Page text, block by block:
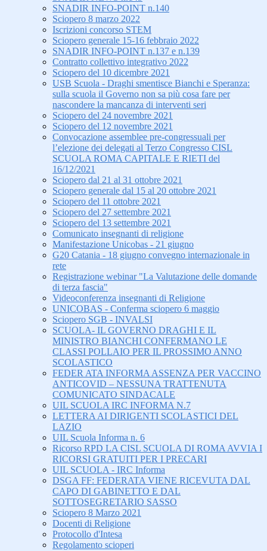
SNADIR INFO-POINT n.140
Sciopero 8 marzo 2022
Iscrizioni concorso STEM
Sciopero generale 15-16 febbraio 2022
SNADIR INFO-POINT n.137 e n.139
Contratto collettivo integrativo 2022
Sciopero del 10 dicembre 2021
USB Scuola - Draghi smentisce Bianchi e Speranza:
sulla scuola il Governo non sa più cosa fare per
nascondere la mancanza di interventi seri
Sciopero del 24 novembre 2021
Sciopero del 12 novembre 2021
Convocazione assemblee pre-congressuali per
l’elezione dei delegati al Terzo Congresso CISL
SCUOLA ROMA CAPITALE E RIETI del
16/12/2021
Sciopero dal 21 al 31 ottobre 2021
Sciopero generale dal 15 al 20 ottobre 2021
Sciopero del 11 ottobre 2021
Sciopero del 27 settembre 2021
Sciopero del 13 settembre 2021
Comunicato insegnanti di religione
Manifestazione Unicobas - 21 giugno
G20 Catania - 18 giugno convegno internazionale in
rete
Registrazione webinar "La Valutazione delle domande
di terza fascia"
Videoconferenza insegnanti di Religione
UNICOBAS - Conferma sciopero 6 maggio
Sciopero SGB - INVALSI
SCUOLA- IL GOVERNO DRAGHI E IL
MINISTRO BIANCHI CONFERMANO LE
CLASSI POLLAIO PER IL PROSSIMO ANNO
SCOLASTICO
FEDER ATA INFORMA ASSENZA PER VACCINO
ANTICOVID – NESSUNA TRATTENUTA
COMUNICATO SINDACALE
UIL SCUOLA IRC INFORMA N.7
LETTERA AI DIRIGENTI SCOLASTICI DEL
LAZIO
UIL Scuola Informa n. 6
Ricorso RPD LA CISL SCUOLA DI ROMA AVVIA I
RICORSI GRATUITI PER I PRECARI
UIL SCUOLA - IRC Informa
DSGA FF: FEDERATA VIENE RICEVUTA DAL
CAPO DI GABINETTO E DAL
SOTTOSEGRETARIO SASSO
Sciopero 8 Marzo 2021
Docenti di Religione
Protocollo d'Intesa
Regolamento scioperi